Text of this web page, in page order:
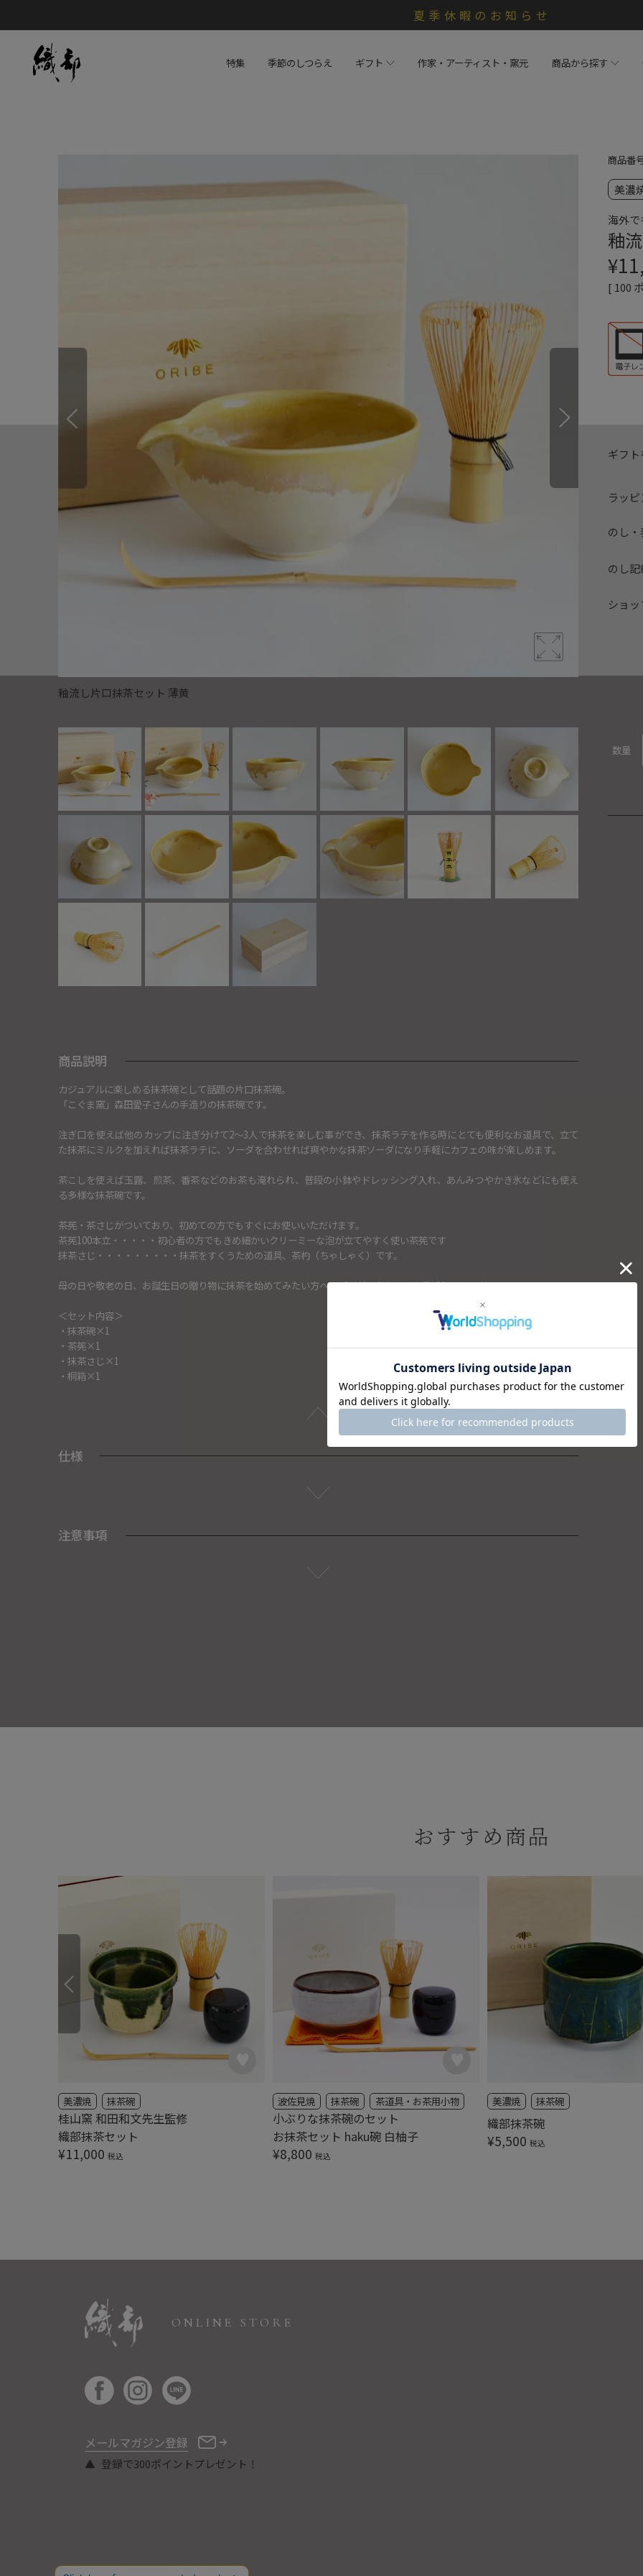
夏季休暇のお知らせ
特集 季節のしつらえ ギフト 作家・アーティスト・窯元 商品から探す
釉流し片口抹茶セット 薄黄
商品説明
カジュアルに楽しめる抹茶碗として話題の片口抹茶碗。
「こぐま窯」森田愛子さんの手造りの抹茶碗です。
注ぎ口を使えば他のカップに注ぎ分けて2～3人で抹茶を楽しむ事ができ、抹茶ラテを作る時にとても便利なお道具で、立て
た抹茶にミルクを加えれば抹茶ラテに、ソーダを合わせれば爽やかな抹茶ソーダになり手軽にカフェの味が楽しめます。
茶こしを使えば玉露、煎茶、番茶などのお茶も淹れられ、普段の小鉢やドレッシング入れ、あんみつやかき氷などにも使え
る多様な抹茶碗です。
茶筅・茶さじがついており、初めての方でもすぐにお使いいただけます。
茶筅100本立・・・・・初心者の方でもきめ細かいクリーミーな泡が立てやすく使い茶筅です
抹茶さじ・・・・・・・・・抹茶をすくうための道具、茶杓（ちゃしゃく）です。
母の日や敬老の日、お誕生日の贈り物に抹茶を始めてみたい方へのプレゼントとしても喜ばれそうです。
＜セット内容＞
・抹茶碗×1
・茶筅×1
・抹茶さじ×1
・桐箱×1
仕様
注意事項
商品番
美濃
海外
釉
¥
[ 100
ギフ
ラッ
のし・
のし記
ショ
数量
おすすめ商品
織部抹茶セット
美濃焼 抹茶碗
¥11,000 税込
桂山窯 和田和文先生監修
お抹茶セット haku碗 白柚子
波佐見焼 抹茶碗 茶道具・お茶用小物
¥8,800 税込
小ぶりな抹茶碗のセット 織部抹茶碗
美濃焼 抹茶碗
¥5,500 税込
ONLINE STORE
メールマガジン登録
登録で300ポイントプレゼント！